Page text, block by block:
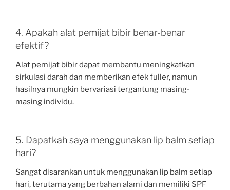
4. Apakah alat pemijat bibir benar-benar
efektif?
Alat pemijat bibir dapat membantu meningkatkan
sirkulasi darah dan memberikan efek fuller, namun
hasilnya mungkin bervariasi tergantung masing-
masing individu.
5. Dapatkah saya menggunakan lip balm setiap
hari?
Sangat disarankan untuk menggunakan lip balm setiap
hari, terutama yang berbahan alami dan memiliki SPF